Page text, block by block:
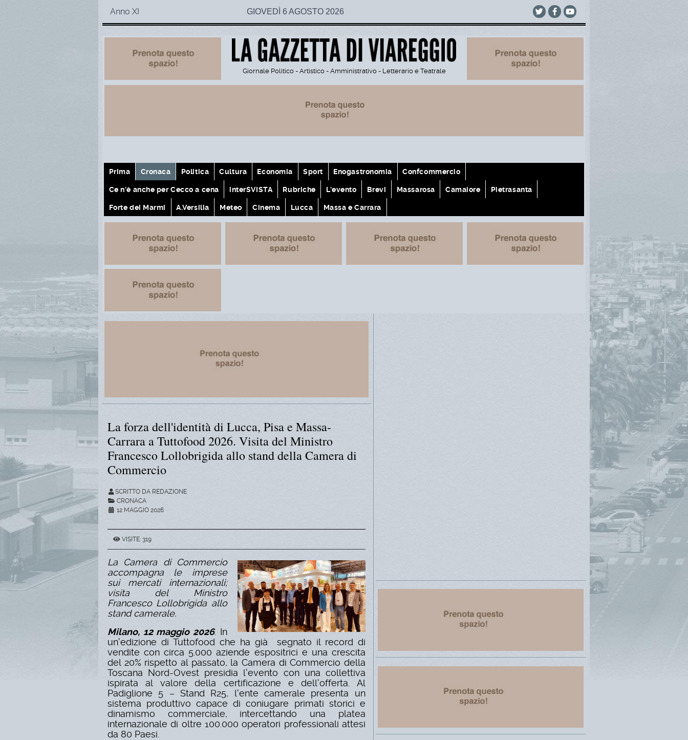
Anno XI GIOVEDÌ 6 AGOSTO 2026
Giornale Politico - Artistico - Amministrativo - Letterario e Teatrale
Prima Cronaca Politica Cultura Economia Sport Enogastronomia Confcommercio
Ce n'è anche per Cecco a cena interSVISTA Rubriche L'evento Brevi Massarosa Camaiore Pietrasanta
Forte dei Marmi A.Versilia Meteo Cinema Lucca Massa e Carrara
La forza dell'identità di Lucca, Pisa e Massa-
Carrara a Tuttofood 2026. Visita del Ministro
Francesco Lollobrigida allo stand della Camera di
Commercio
SCRITTO DA REDAZIONE
CRONACA
12 MAGGIO 2026
VISITE: 319
La Camera di Commercio
accompagna le imprese
sui mercati internazionali;
visita del Ministro
Francesco Lollobrigida allo
stand camerale.
Milano, 12 maggio 2026. In
un'edizione di Tuttofood che ha già segnato il record di
vendite con circa 5.000 aziende espositrici e una crescita
del 20% rispetto al passato, la Camera di Commercio della
Toscana Nord-Ovest presidia l'evento con una collettiva
ispirata al valore della certificazione e dell'offerta. Al
Padiglione 5 – Stand R25, l'ente camerale presenta un
sistema produttivo capace di coniugare primati storici e
dinamismo commerciale, intercettando una platea
internazionale di oltre 100.000 operatori professionali attesi
da 80 Paesi.